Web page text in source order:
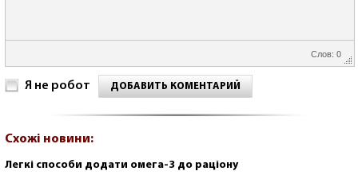
Слов: 0
Я не робот ДОБАВИТЬ КОМЕНТАРИЙ
Схожі новини:
Легкі способи додати омега-3 до раціону